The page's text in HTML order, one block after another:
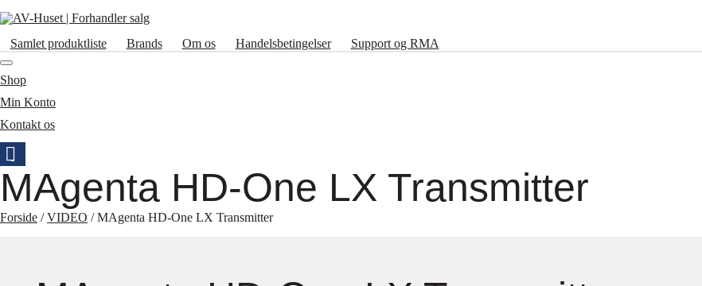
Samlet produktliste Brands Om os Handelsbetingelser Support og RMA
Shop
Min Konto
Kontakt os
MAgenta HD-One LX Transmitter
Forside /VIDEO / MAgenta HD-One LX Transmitter